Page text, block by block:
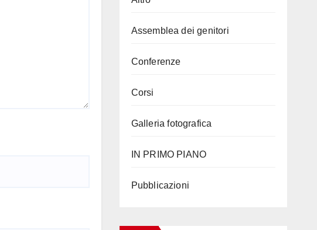
Assemblea dei genitori
Conferenze
Corsi
Galleria fotografica
IN PRIMO PIANO
Pubblicazioni